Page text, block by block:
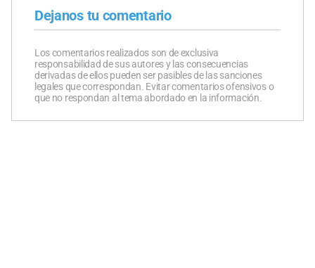
Dejanos tu comentario
Los comentarios realizados son de exclusiva
responsabilidad de sus autores y las consecuencias
derivadas de ellos pueden ser pasibles de las sanciones
legales que correspondan. Evitar comentarios ofensivos o
que no respondan al tema abordado en la información.